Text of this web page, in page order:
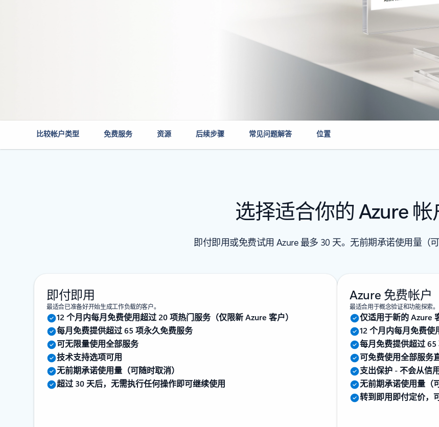
比较帐户类型 免费服务 资源 后续步骤 常见问题解答 位置
选择适合你的 Azure 帐
即付即用或免费试用 Azure 最多 30 天。无前期承诺使用量（可
即付即用
最适合已准备好开始生成工作负载的客户。
12 个月内每月免费使用超过 20 项热门服务（仅限新 Azure 客户）
每月免费提供超过 65 项永久免费服务
可无限量使用全部服务
技术支持选项可用
无前期承诺使用量（可随时取消）
超过 30 天后，无需执行任何操作即可继续使用
Azure 免费帐户
最适合用于概念验证和功能探索。
仅适用于新的 Azure
12 个月内每月免费使
每月免费提供超过
可免费使用全部服务
支出保护 - 不会从信
无前期承诺使用量（
转到即用即付定价，